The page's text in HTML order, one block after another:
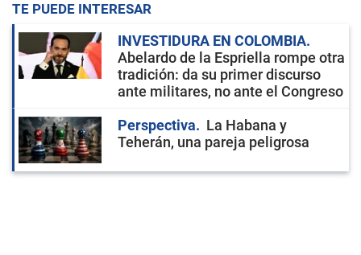
TE PUEDE INTERESAR
INVESTIDURA EN COLOMBIA
Abelardo de la Espriella rompe otra
tradición: da su primer discurso
ante militares, no ante el Congreso
Perspectiva
La Habana y
Teherán, una pareja peligrosa